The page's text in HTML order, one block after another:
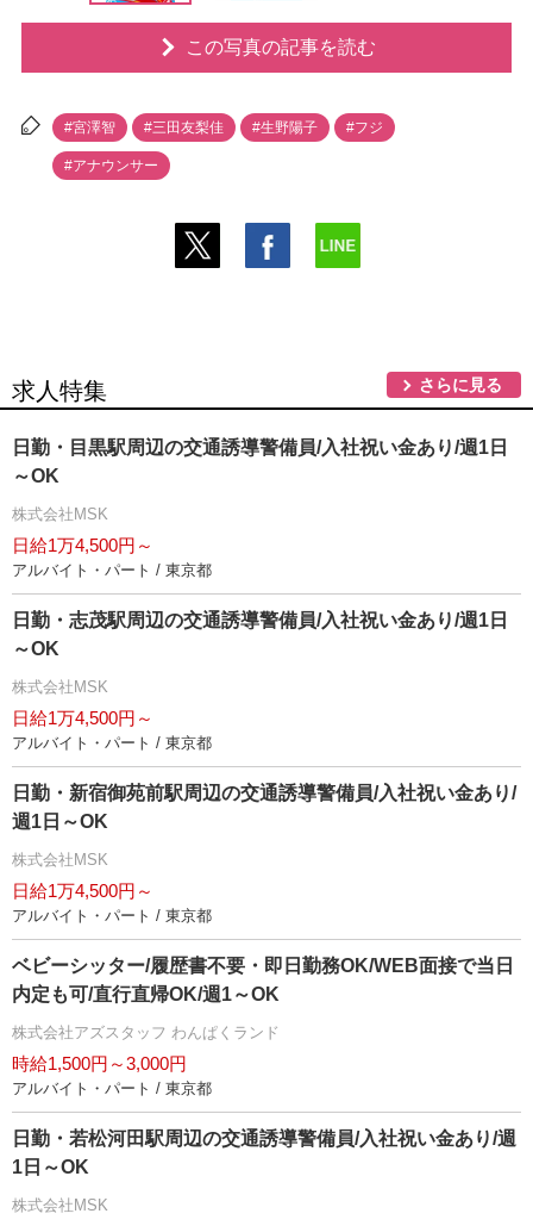
この写真の記事を読む
#宮澤智 #三田友梨佳 #生野陽子 #フジ
#アナウンサー
求人特集 さらに見る
日勤・目黒駅周辺の交通誘導警備員/入社祝い金あり/週1日
～OK
株式会社MSK
日給1万4,500円～
アルバイト・パート / 東京都
日勤・志茂駅周辺の交通誘導警備員/入社祝い金あり/週1日
～OK
株式会社MSK
日給1万4,500円～
アルバイト・パート / 東京都
日勤・新宿御苑前駅周辺の交通誘導警備員/入社祝い金あり/
週1日～OK
株式会社MSK
日給1万4,500円～
アルバイト・パート / 東京都
ベビーシッター/履歴書不要・即日勤務OK/WEB面接で当日
内定も可/直行直帰OK/週1～OK
株式会社アズスタッフ わんぱくランド
時給1,500円～3,000円
アルバイト・パート / 東京都
日勤・若松河田駅周辺の交通誘導警備員/入社祝い金あり/週
1日～OK
株式会社MSK